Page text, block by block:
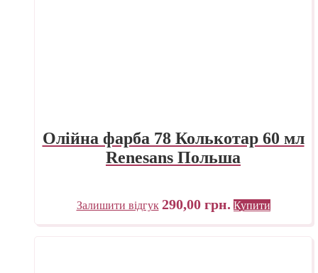
Олійна фарба 78 Колькотар 60 мл
Renesans Польша
Залишити відгук 290,00 грн. Купити